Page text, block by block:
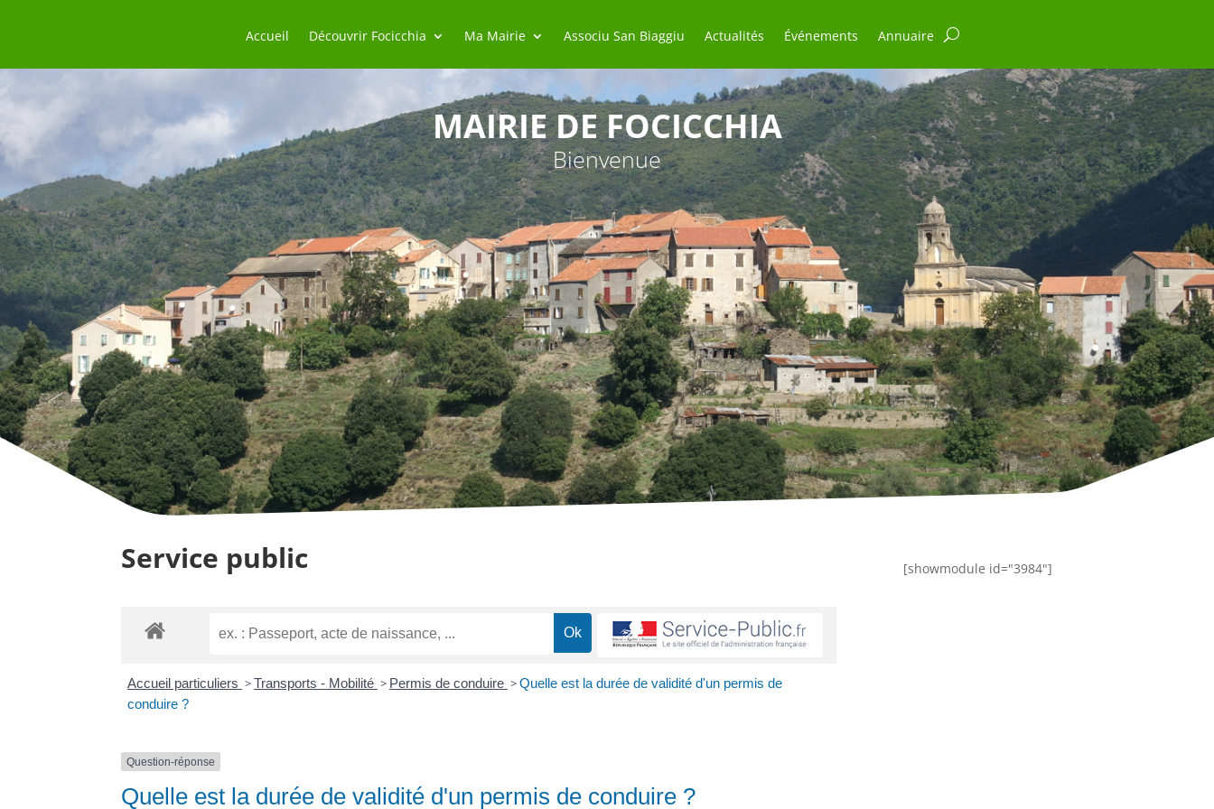
Accueil Découvrir Focicchia Ma Mairie Associu San Biaggiu Actualités Événements Annuaire
MAIRIE DE FOCICCHIA
Bienvenue
Service public
Accueil particuliers >Transports - Mobilité > Permis de conduire >Quelle est la durée de validité d'un permis de
conduire ?
Question-réponse
Quelle est la durée de validité d'un permis de conduire ?
[showmodule id="3984"]